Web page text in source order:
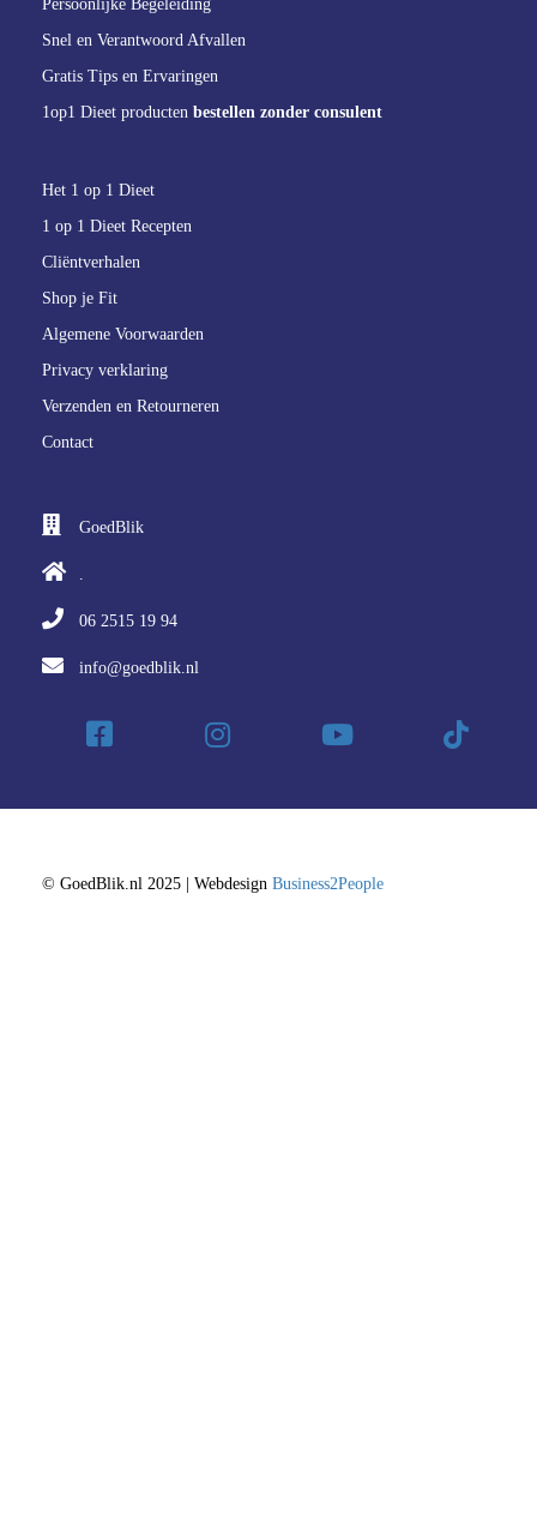
Persoonlijke Begeleiding
Snel en Verantwoord Afvallen
Gratis Tips en Ervaringen
1op1 Dieet producten bestellen zonder consulent
Het 1 op 1 Dieet
1 op 1 Dieet Recepten
Cliëntverhalen
Shop je Fit
Algemene Voorwaarden
Privacy verklaring
Verzenden en Retourneren
Contact
GoedBlik
.
06 2515 19 94
info@goedblik.nl
© GoedBlik.nl 2025 | Webdesign Business2People